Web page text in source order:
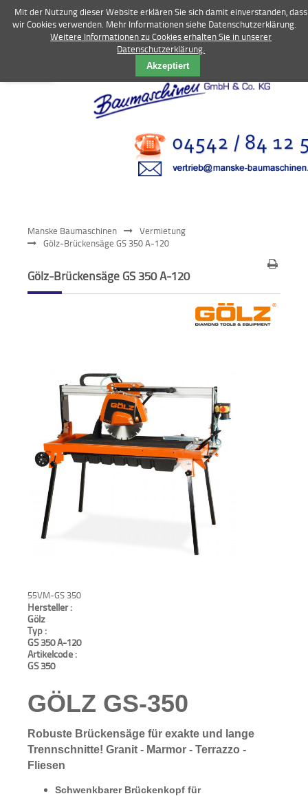
Bagger
Kommunaltechnik
Anbaugeräte
Radlader
Fahrzeuge
Stromerzeuger
Vibrationstechnik
Kommunaltechnik
Sonderaktionen
Aktionen
und
Angebote
Anfahrt
Manske Baumaschinen
Vermietung
Gölz-Brückensäge GS 350 A-120
Gölz-Brückensäge GS 350 A-120
55VM-GS 350
Hersteller :
Gölz
Typ :
GS 350 A-120
Artikelcode :
GS 350
GÖLZ GS-350
Robuste Brückensäge für exakte und lange
Trennschnitte! Granit - Marmor - Terrazzo -
Fliesen
Schwenkbarer Brückenkopf für
Mit der Nutzung dieser Website erklären Sie sich damit einverstanden, dass
wir Cookies verwenden. Mehr Informationen siehe Datenschutzerklärung.
Weitere Informationen zu Cookies erhalten Sie in unserer
Datenschutzerklärung.
Akzeptiert